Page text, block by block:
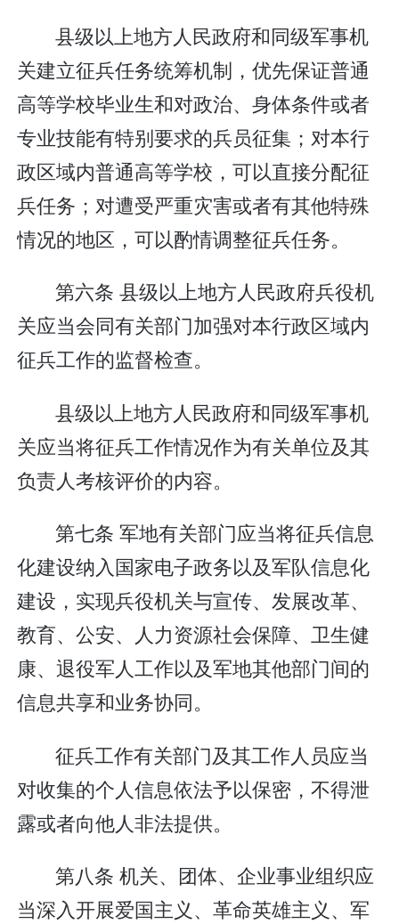
县级以上地方人民政府和同级军事机
关建立征兵任务统筹机制，优先保证普通
高等学校毕业生和对政治、身体条件或者
专业技能有特别要求的兵员征集；对本行
政区域内普通高等学校，可以直接分配征
兵任务；对遭受严重灾害或者有其他特殊
情况的地区，可以酌情调整征兵任务。
第六条 县级以上地方人民政府兵役机
关应当会同有关部门加强对本行政区域内
征兵工作的监督检查。
县级以上地方人民政府和同级军事机
关应当将征兵工作情况作为有关单位及其
负责人考核评价的内容。
第七条 军地有关部门应当将征兵信息
化建设纳入国家电子政务以及军队信息化
建设，实现兵役机关与宣传、发展改革、
教育、公安、人力资源社会保障、卫生健
康、退役军人工作以及军地其他部门间的
信息共享和业务协同。
征兵工作有关部门及其工作人员应当
对收集的个人信息依法予以保密，不得泄
露或者向他人非法提供。
第八条 机关、团体、企业事业组织应
当深入开展爱国主义、革命英雄主义、军